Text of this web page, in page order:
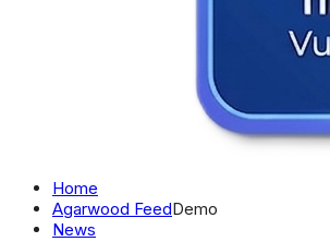
Home
Agarwood FeedDemo
News